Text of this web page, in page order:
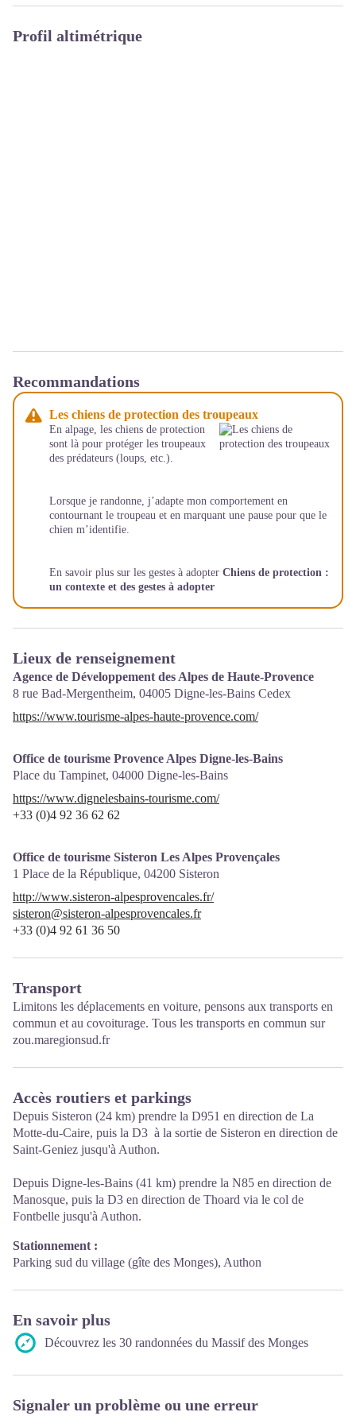
Profil altimétrique
Recommandations
Les chiens de protection des troupeaux
En alpage, les chiens de protection
sont là pour protéger les troupeaux
des prédateurs (loups, etc.).
Lorsque je randonne, j’adapte mon comportement en
contournant le troupeau et en marquant une pause pour que le
chien m’identifie.
En savoir plus sur les gestes à adopter Chiens de protection :
un contexte et des gestes à adopter
Lieux de renseignement
Agence de Développement des Alpes de Haute-Provence
8 rue Bad-Mergentheim, 04005 Digne-les-Bains Cedex
https://www.tourisme-alpes-haute-provence.com/
Office de tourisme Provence Alpes Digne-les-Bains
Place du Tampinet, 04000 Digne-les-Bains
https://www.dignelesbains-tourisme.com/
+33 (0)4 92 36 62 62
Office de tourisme Sisteron Les Alpes Provençales
1 Place de la République, 04200 Sisteron
http://www.sisteron-alpesprovencales.fr/
sisteron@sisteron-alpesprovencales.fr
+33 (0)4 92 61 36 50
Transport
Limitons les déplacements en voiture, pensons aux transports en
commun et au covoiturage. Tous les transports en commun sur
zou.maregionsud.fr
Accès routiers et parkings
Depuis Sisteron (24 km) prendre la D951 en direction de La
Motte-du-Caire, puis la D3 à la sortie de Sisteron en direction de
Saint-Geniez jusqu'à Authon.
Depuis Digne-les-Bains (41 km) prendre la N85 en direction de
Manosque, puis la D3 en direction de Thoard via le col de
Fontbelle jusqu'à Authon.
Stationnement :
Parking sud du village (gîte des Monges), Authon
En savoir plus
Découvrez les 30 randonnées du Massif des Monges
Signaler un problème ou une erreur